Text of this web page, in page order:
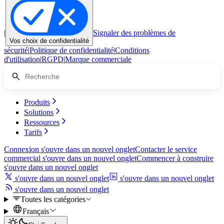
|
Vos choix de confidentialité
Signaler des problèmes de
sécurité|Politique de confidentialité|Conditions
d'utilisation|RGPD|Marque commerciale
Produits
Solutions
Ressources
Tarifs
Connexion s'ouvre dans un nouvel ongletContacter le service
commercial s'ouvre dans un nouvel ongletCommencer à construire
s'ouvre dans un nouvel onglet
s'ouvre dans un nouvel onglet
s'ouvre dans un nouvel onglet
s'ouvre dans un nouvel onglet
Toutes les catégories
Français